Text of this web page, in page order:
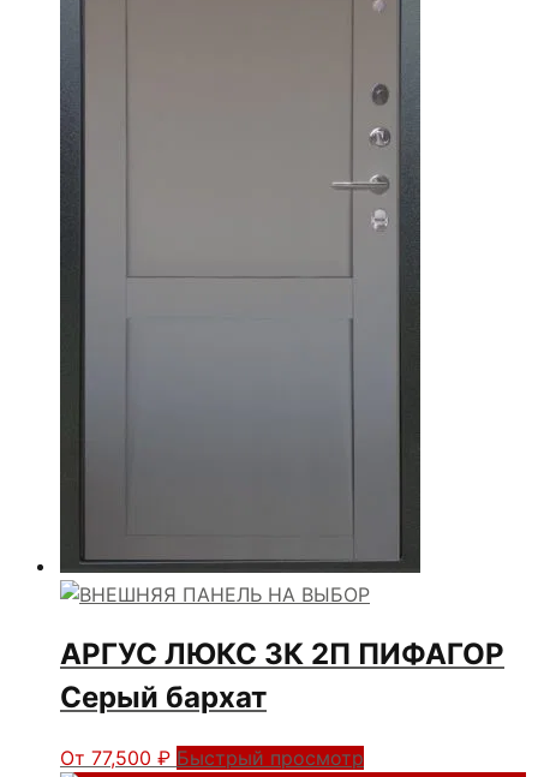
АРГУС ЛЮКС 3К 2П ПИФАГОР
Серый бархат
От 77,500 ₽ Быстрый просмотр